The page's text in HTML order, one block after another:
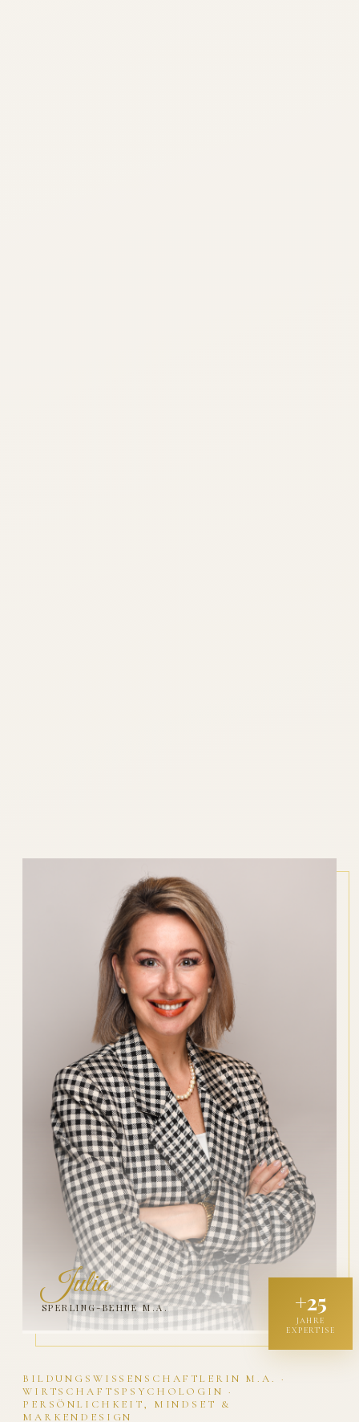
BILDUNGSWISSENSCHAFTLERIN M.A. ·
WIRTSCHAFTSPSYCHOLOGIN ·
PERSÖNLICHKEIT, MINDSET &
MARKENDESIGN
Julia
SPERLING-BEHNE M.A. +25
JAHRE
EXPERTISE